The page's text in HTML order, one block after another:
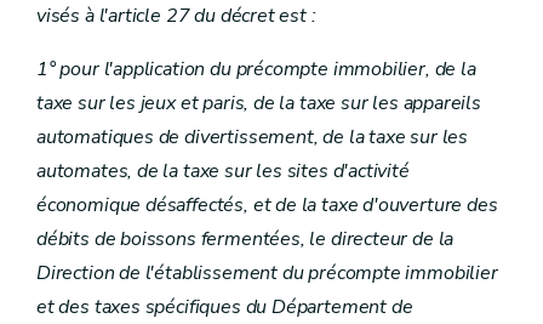
visés à l'article 27 du décret est :
1° pour l'application du précompte immobilier, de la
taxe sur les jeux et paris, de la taxe sur les appareils
automatiques de divertissement, de la taxe sur les
automates, de la taxe sur les sites d'activité
économique désaffectés, et de la taxe d'ouverture des
débits de boissons fermentées, le directeur de la
Direction de l'établissement du précompte immobilier
et des taxes spécifiques du Département de